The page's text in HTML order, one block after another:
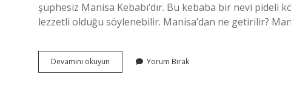
şüphesiz Manisa Kebabı’dır. Bu kebaba bir nevi pideli
lezzetli olduğu söylenebilir. Manisa’dan ne getirilir?
Devamını okuyun Manisanın
Yiyecek
Yorum Bırak